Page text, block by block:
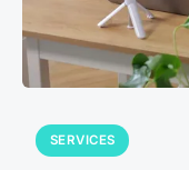
SERVICES